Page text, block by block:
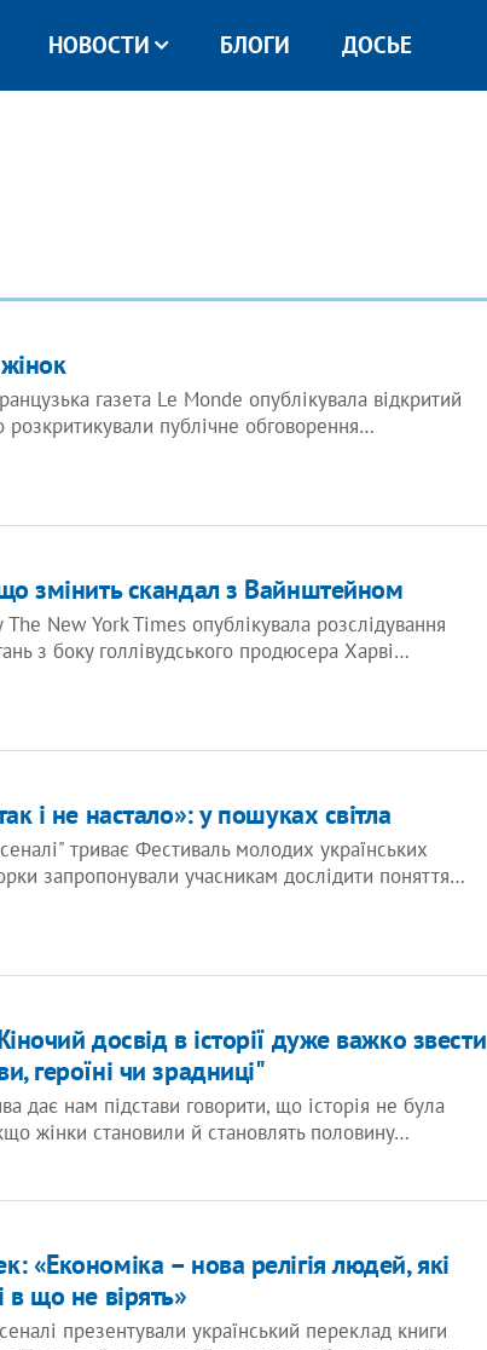
НОВОСТИ БЛОГИ ДОСЬЕ
газета Le Monde опублікувала відкритий
розкритикували публічне обговорення…
змінить скандал з Вайнштейном
The New York Times опублікувала розслідування
з боку голлівудського продюсера Харві…
і не настало»: у пошуках світла
триває Фестиваль молодих українських
запропонували учасникам дослідити поняття…
досвід в історії дуже важко звести
героїні чи зрадниці"
дає нам підстави говорити, що історія не була
жінки становили й становлять половину…
«Економіка – нова релігія людей, які
що не вірять»
презентували український переклад книги